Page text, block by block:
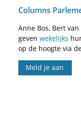
Columns
Anne Bos, Bert
geven wekelijks
op de hoogte via
Meld je aan